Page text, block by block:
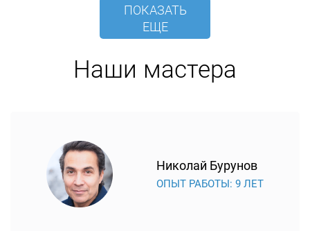
ПОКАЗАТЬ
ЕЩЕ
Наши мастера
Николай Бурунов
ОПЫТ РАБОТЫ: 9 ЛЕТ